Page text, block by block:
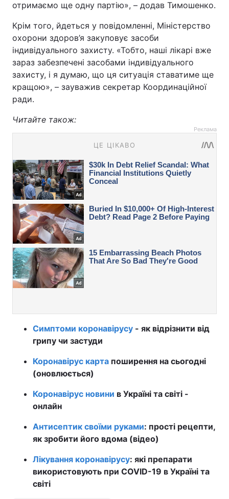
отримаємо ще одну партію», – додав Тимошенко.
Крім того, йдеться у повідомленні, Міністерство
охорони здоров’я закуповує засоби
індивідуального захисту. «Тобто, наші лікарі вже
зараз забезпечені засобами індивідуального
захисту, і я думаю, що ця ситуація ставатиме ще
кращою», – зауважив секретар Координаційної
ради.
Читайте також:
Реклама
Симптоми коронавірусу - як відрізнити від
грипу чи застуди
Коронавірус карта поширення на сьогодні
(оновлюється)
Коронавірус новини в Україні та світі -
онлайн
Антисептик своїми руками: прості рецепти,
як зробити його вдома (відео)
Лікування коронавірусу: які препарати
використовують при COVID-19 в Україні та
світі